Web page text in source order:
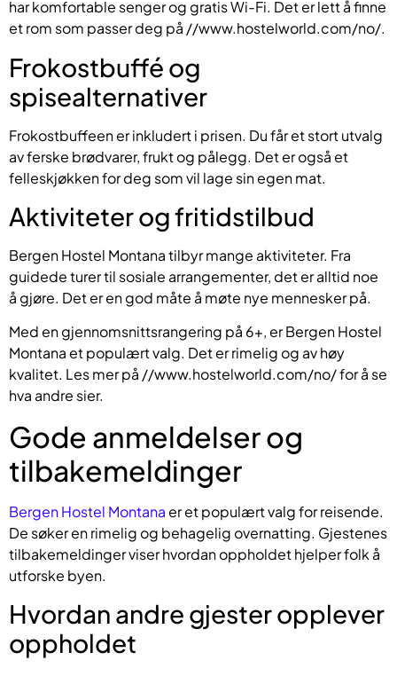
har komfortable senger og gratis Wi-Fi. Det er lett å finne
et rom som passer deg på //www.hostelworld.com/no/.
Frokostbuffé og
spisealternativer
Frokostbuffeen er inkludert i prisen. Du får et stort utvalg
av ferske brødvarer, frukt og pålegg. Det er også et
felleskjøkken for deg som vil lage sin egen mat.
Aktiviteter og fritidstilbud
Bergen Hostel Montana tilbyr mange aktiviteter. Fra
guidede turer til sosiale arrangementer, det er alltid noe
å gjøre. Det er en god måte å møte nye mennesker på.
Med en gjennomsnittsrangering på 6+, er Bergen Hostel
Montana et populært valg. Det er rimelig og av høy
kvalitet. Les mer på //www.hostelworld.com/no/ for å se
hva andre sier.
Gode anmeldelser og
tilbakemeldinger
Bergen Hostel Montanaer et populært valg for reisende.
De søker en rimelig og behagelig overnatting. Gjestenes
tilbakemeldinger viser hvordan oppholdet hjelper folk å
utforske byen.
Hvordan andre gjester opplever
oppholdet